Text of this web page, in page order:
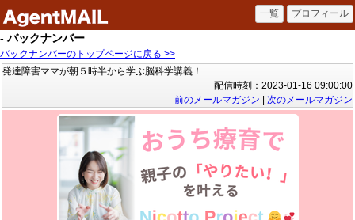
- バックナンバー
バックナンバーのトップページに戻る >>
発達障害ママが朝５時半から学ぶ脳科学講義！
配信時刻：2023-01-16 09:00:00
前のメールマガジン
次のメールマガジン